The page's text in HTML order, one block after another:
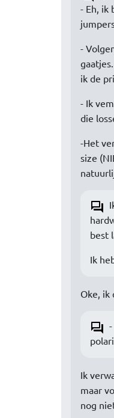
- Eh, ik
-
ik de
- Ik
die
-Het
size
best
Ik
Oke, ik
Ik
maar
nog